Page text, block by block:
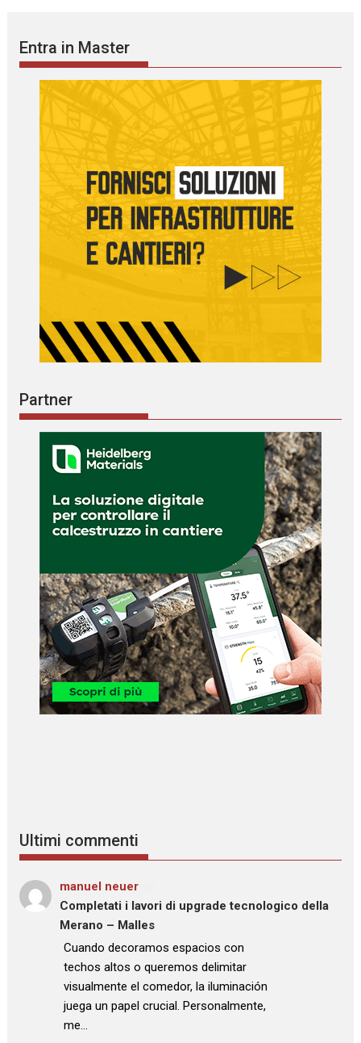
Entra in Master
Partner
Ultimi commenti
manuel neuer
Completati i lavori di upgrade tecnologico della
Merano – Malles
: “
Cuando decoramos espacios con
techos altos o queremos delimitar
visualmente el comedor, la iluminación
juega un papel crucial. Personalmente,
me…
”